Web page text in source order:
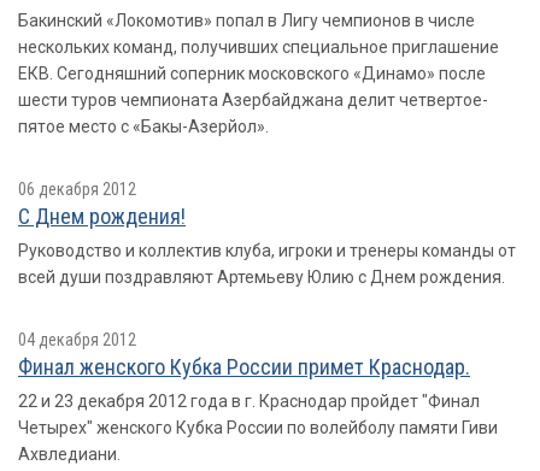
Бакинский «Локомотив» попал в Лигу чемпионов в числе
нескольких команд, получивших специальное приглашение
ЕКВ. Сегодняшний соперник московского «Динамо» после
шести туров чемпионата Азербайджана делит четвертое-
пятое место с «Бакы-Азерйол».
06 декабря 2012
С Днем рождения!
Руководство и коллектив клуба, игроки и тренеры команды от
всей души поздравляют Артемьеву Юлию с Днем рождения.
04 декабря 2012
Финал женского Кубка России примет Краснодар.
22 и 23 декабря 2012 года в г. Краснодар пройдет "Финал
Четырех" женского Кубка России по волейболу памяти Гиви
Ахвледиани.